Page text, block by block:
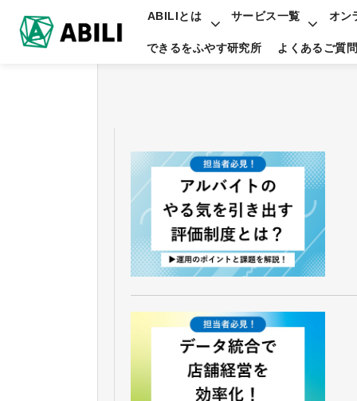
ABILIとは サービス一覧 オン
できるをふやす研究所 よくあるご質